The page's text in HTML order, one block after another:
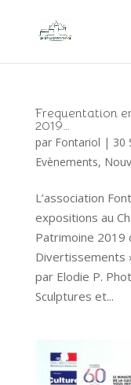
Frequentation
2019…
par Fontariol | 30
Evènements,
L’association
expositions au
Patrimoine
Divertissements
par Elodie P.
Sculptures et...